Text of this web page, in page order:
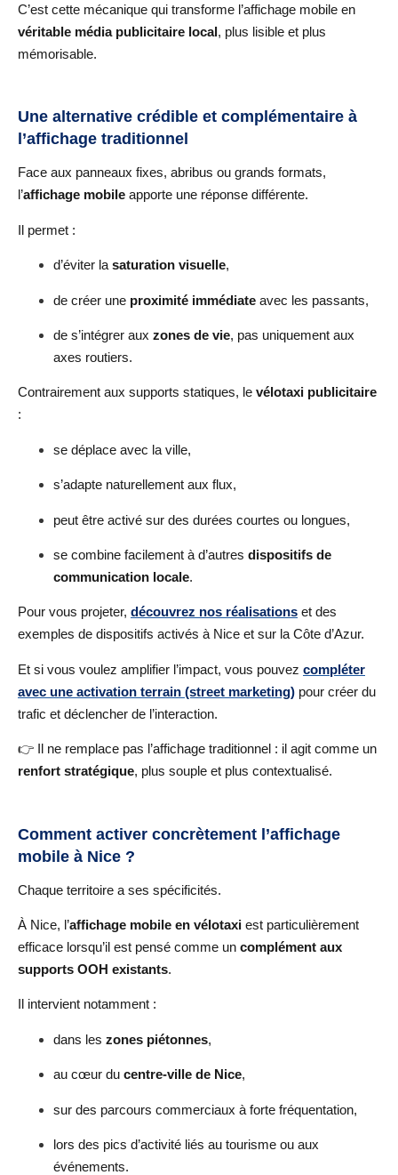
C’est cette mécanique qui transforme l’affichage mobile en
véritable média publicitaire local, plus lisible et plus
mémorisable.
Une alternative crédible et complémentaire à
l’affichage traditionnel
Face aux panneaux fixes, abribus ou grands formats,
l’affichage mobile apporte une réponse différente.
Il permet :
d’éviter la saturation visuelle,
de créer une proximité immédiate avec les passants,
de s’intégrer aux zones de vie, pas uniquement aux
axes routiers.
Contrairement aux supports statiques, le vélotaxi publicitaire
:
se déplace avec la ville,
s’adapte naturellement aux flux,
peut être activé sur des durées courtes ou longues,
se combine facilement à d’autres dispositifs de
communication locale.
Pour vous projeter, découvrez nos réalisations et des
exemples de dispositifs activés à Nice et sur la Côte d’Azur.
Et si vous voulez amplifier l’impact, vous pouvez compléter
avec une activation terrain (street marketing) pour créer du
trafic et déclencher de l’interaction.
👉 Il ne remplace pas l’affichage traditionnel : il agit comme un
renfort stratégique, plus souple et plus contextualisé.
Comment activer concrètement l’affichage
mobile à Nice ?
Chaque territoire a ses spécificités.
À Nice, l’affichage mobile en vélotaxi est particulièrement
efficace lorsqu’il est pensé comme un complément aux
supports OOH existants.
Il intervient notamment :
dans les zones piétonnes,
au cœur du centre-ville de Nice,
sur des parcours commerciaux à forte fréquentation,
lors des pics d’activité liés au tourisme ou aux
événements.